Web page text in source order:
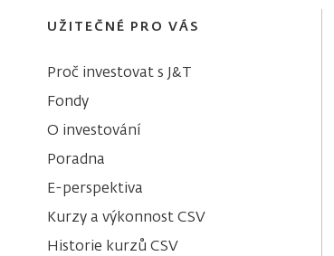
UŽITEČNÉ PRO VÁS
Proč investovat s J&T
Fondy
O investování
Poradna
E-perspektiva
Kurzy a výkonnost CSV
Historie kurzů CSV